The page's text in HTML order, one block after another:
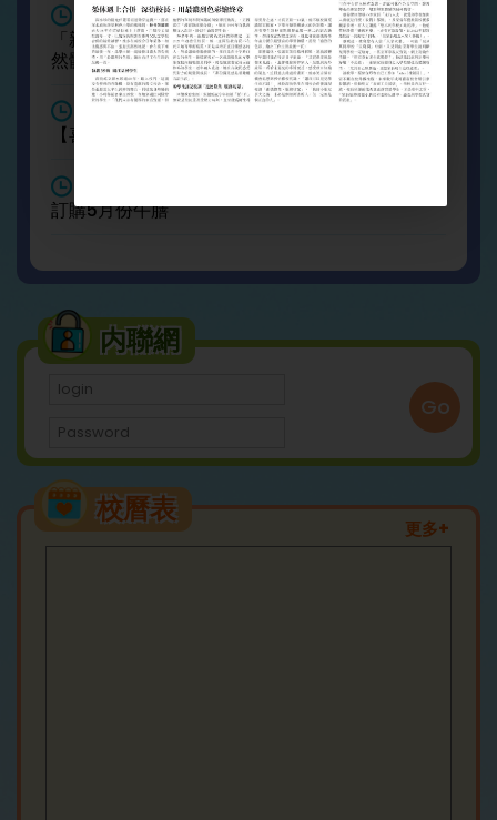
Apr/28/2026
「親近自然，擁抱生命」—深水埗簡樸房家庭大自
然體驗計畫一日遊
Apr/13/2026
【喜訊】中文科校外比賽獲獎消息
訂購5月份午膳
内聯網
Go
校曆表
更多+